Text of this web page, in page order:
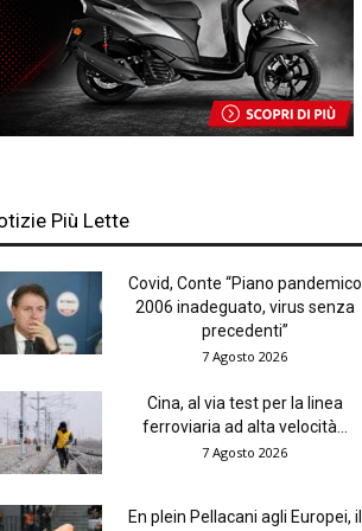
Più Lette
Covid, Conte “Piano pandemico
2006 inadeguato, virus senza
precedenti”
7 Agosto 2026
Cina, al via test per la linea
ferroviaria ad alta velocità...
7 Agosto 2026
En plein Pellacani agli Europei, il